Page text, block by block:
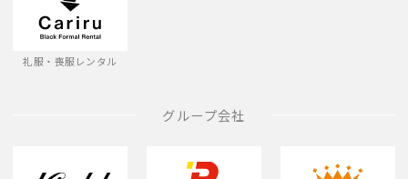
礼服・喪服レンタル
グループ会社